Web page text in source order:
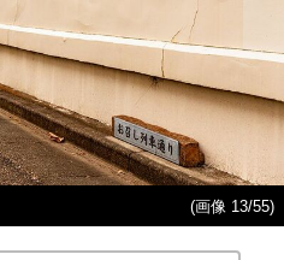
(画像 13/55)